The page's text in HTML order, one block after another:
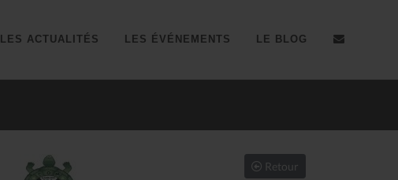
LES ACTUALITÉS LES ÉVÉNEMENTS LE BLOG
Retour